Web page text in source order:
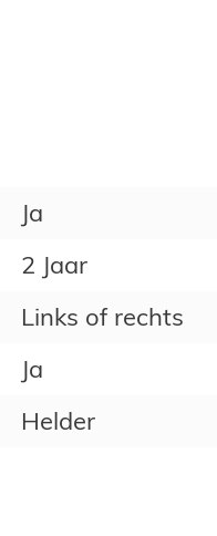
Ja
2 Jaar
Links of rechts
Ja
Helder